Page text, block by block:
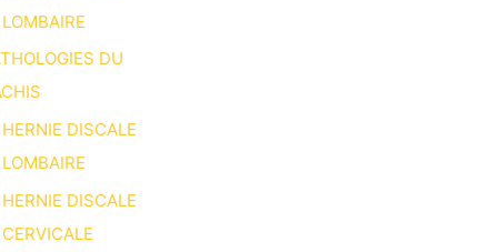
LOMBAIRE
DU
HERNIE DISCALE
LOMBAIRE
HERNIE DISCALE
CERVICALE